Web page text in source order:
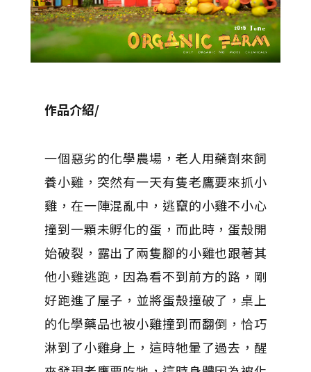
作品介紹/
一個惡劣的化學農場，老人用藥劑來飼
養小雞，突然有一天有隻老鷹要來抓小
雞，在一陣混亂中，逃竄的小雞不小心
撞到一顆未孵化的蛋，而此時，蛋殼開
始破裂，露出了兩隻腳的小雞也跟著其
他小雞逃跑，因為看不到前方的路，剛
好跑進了屋子，並將蛋殼撞破了，桌上
的化學藥品也被小雞撞到而翻倒，恰巧
淋到了小雞身上，這時牠暈了過去，醒